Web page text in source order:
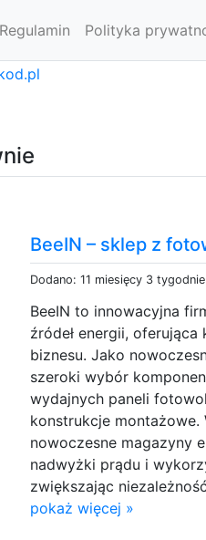
Regulamin Polityka
BeeIN – sklep z
Dodano: 11 miesięcy 3
BeeIN to innowacyjna
źródeł energii,
biznesu. Jako
szeroki wybór
wydajnych paneli
konstrukcje montażowe.
nowoczesne magazyny
nadwyżki prądu i
zwiększając
pokaż więcej »